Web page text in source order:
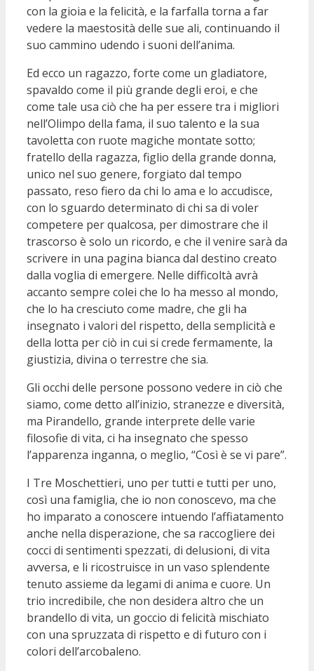
con la gioia e la felicità, e la farfalla torna a far
vedere la maestosità delle sue ali, continuando il
suo cammino udendo i suoni dell’anima.
Ed ecco un ragazzo, forte come un gladiatore,
spavaldo come il più grande degli eroi, e che
come tale usa ciò che ha per essere tra i migliori
nell’Olimpo della fama, il suo talento e la sua
tavoletta con ruote magiche montate sotto;
fratello della ragazza, figlio della grande donna,
unico nel suo genere, forgiato dal tempo
passato, reso fiero da chi lo ama e lo accudisce,
con lo sguardo determinato di chi sa di voler
competere per qualcosa, per dimostrare che il
trascorso è solo un ricordo, e che il venire sarà da
scrivere in una pagina bianca dal destino creato
dalla voglia di emergere. Nelle difficoltà avrà
accanto sempre colei che lo ha messo al mondo,
che lo ha cresciuto come madre, che gli ha
insegnato i valori del rispetto, della semplicità e
della lotta per ciò in cui si crede fermamente, la
giustizia, divina o terrestre che sia.
Gli occhi delle persone possono vedere in ciò che
siamo, come detto all’inizio, stranezze e diversità,
ma Pirandello, grande interprete delle varie
filosofie di vita, ci ha insegnato che spesso
l’apparenza inganna, o meglio, “Così è se vi pare”.
I Tre Moschettieri, uno per tutti e tutti per uno,
così una famiglia, che io non conoscevo, ma che
ho imparato a conoscere intuendo l’affiatamento
anche nella disperazione, che sa raccogliere dei
cocci di sentimenti spezzati, di delusioni, di vita
avversa, e li ricostruisce in un vaso splendente
tenuto assieme da legami di anima e cuore. Un
trio incredibile, che non desidera altro che un
brandello di vita, un goccio di felicità mischiato
con una spruzzata di rispetto e di futuro con i
colori dell’arcobaleno.